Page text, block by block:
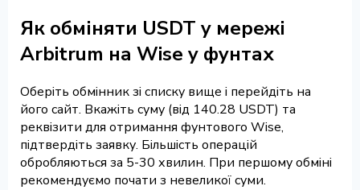
Як обміняти USDT у мережі
Arbitrum на Wise у фунтах
Оберіть обмінник зі списку вище і перейдіть на
його сайт. Вкажіть суму (від 140.28 USDT) та
реквізити для отримання фунтового Wise,
підтвердіть заявку. Більшість операцій
обробляються за 5-30 хвилин. При першому обміні
рекомендуємо почати з невеликої суми.